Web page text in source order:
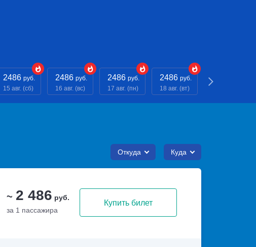
2486 руб.
15 авг. (сб)
2486 руб.
16 авг. (вс)
2486 руб.
17 авг. (пн)
2486 руб.
18 авг. (вт)
Откуда Куда
~ 2 486 руб.
за 1 пассажира
Купить билет